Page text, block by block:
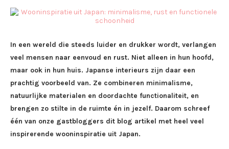
In een wereld die steeds luider en drukker wordt, verlangen
veel mensen naar eenvoud en rust. Niet alleen in hun hoofd,
maar ook in hun huis. Japanse interieurs zijn daar een
prachtig voorbeeld van. Ze combineren minimalisme,
natuurlijke materialen en doordachte functionaliteit, en
brengen zo stilte in de ruimte én in jezelf. Daarom schreef
één van onze gastbloggers dit blog artikel met heel veel
inspirerende wooninspiratie uit Japan.